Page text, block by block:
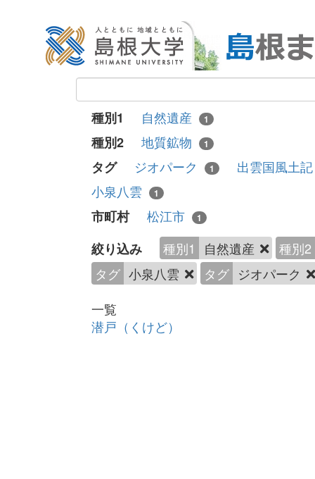
種別1 自然遺産 1
種別2 地質鉱物 1
タグ ジオパーク 1
出雲国風土
小泉八雲
1
市町村 松江市 1
絞り込み 種別1 自然遺産
種別2
タグ 小泉八雲 タグ ジオパーク
一覧
潜戸（くけど）